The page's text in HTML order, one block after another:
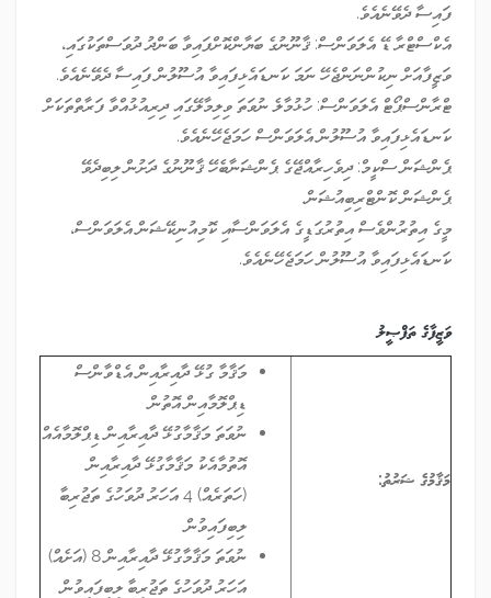
ފައިސާ ދެވޭނެއެވެ.
އެކްސްޓްރާ ޑޭ އެލަވަންސް: ޤާނޫނުގެ ބަޔާންކޮށްފައިވާ ބަންދު ދުވަސްތަކުގައި،
ވަޒީފާއަށް ނިކުންނަންޖެހޭ ނަމަ ކަނޑައެޅިފައިވާ އުސޫލުން ފައިސާ ދެވޭނެއެވެ.
ޓްރާންސްޕޯޓް އެލަވަންސް: ހުޅުމާލެ ނުވަތަ ވިލިމާލޭގައި ދިރިއުޅުއްވާ ފަރާތްތަކަށް
ކަނޑައެޅިފައިވާ އުސޫލުން އެލަވަންސް ހަމަޖެހޭނެއެވެ.
ޕެންޝަން ސްކީމް: ދިވެހިރާއްޖޭގެ ޕެންޝަނާބެހޭ ޤާނޫނުގެ ދަށުން ލިބިދެވޭ
ޕެންޝަން ކޮންޓްރިބިއުޝަން.
މީގެ އިތުރުންވެސް އިތުރުގަޑީގެ އެލަވަންސާއި ކޮމިއުނިކޭޝަން އެލަވަންސް،
ކަނޑައެޅިފައިވާ އުސޫލުން ހަމަޖެހޭނެއެވެ.
ވަޒީފާގެ ތަފްޞީލު
މަޤާމުގެ ޝަރުތު:
މަޤާމާ ގުޅޭ ދާއިރާއިން އެޑްވާންސް
ޑިޕްލޮމާއިން އޮތުން
ނުވަތަ މަޤާމާގުޅޭ ދާއިރާއިން ޑިޕްލޮމާއެއް
އޮތުމާއެކު މަޤާމާގުޅޭ ދާއިރާއިން
(ހަތަރެއް) 4 އަހަރު ދުވަހުގެ ތަޖުރިބާ
ލިބިފައިވުން
ނުވަތަ މަޤާމާގުޅޭ ދާއިރާއިން 8 (އަށެއް)
އަހަރު ދުވަހުގެ ތަޖުރިބާ ލިބިފައިވުން.